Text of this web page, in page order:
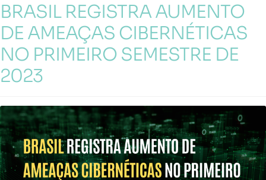
BRASIL REGISTRA AUMENTO
DE AMEAÇAS CIBERNÉTICAS
NO PRIMEIRO SEMESTRE DE
2023